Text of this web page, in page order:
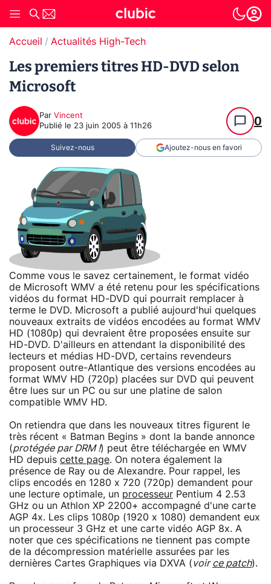
Accueil Actualités High-Tech
Les premiers titres HD-DVD selon
Microsoft
Par Vincent
Publié le 23 juin 2005 à 11h26 0
Suivez-nous Ajoutez-nous en favori
Comme vous le savez certainement, le format vidéo
de Microsoft WMV a été retenu pour les spécifications
vidéos du format HD-DVD qui pourrait remplacer à
terme le DVD. Microsoft a publié aujourd'hui quelques
nouveaux extraits de vidéos encodées au format WMV
HD (1080p) qui devraient être proposées ensuite sur
HD-DVD. D'ailleurs en attendant la disponibilité des
lecteurs et médias HD-DVD, certains revendeurs
proposent outre-Atlantique des versions encodées au
format WMV HD (720p) placées sur DVD qui peuvent
être lues sur un PC ou sur une platine de salon
compatible WMV HD.
On retiendra que dans les nouveaux titres figurent le
très récent « Batman Begins » dont la bande annonce
(protégée par DRM !) peut être téléchargée en WMV
HD depuis cette page. On notera également la
présence de Ray ou de Alexandre. Pour rappel, les
clips encodés en 1280 x 720 (720p) demandent pour
une lecture optimale, un processeur Pentium 4 2.53
GHz ou un Athlon XP 2200+ accompagné d'une carte
AGP 4x. Les clips 1080p (1920 x 1080) demandent eux
un processeur 3 GHz et une carte vidéo AGP 8x. A
noter que ces spécifications ne tiennent pas compte
de la décompression matérielle assurées par les
dernières Cartes Graphiques via DXVA (voirce patch).